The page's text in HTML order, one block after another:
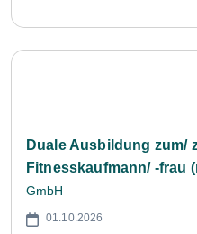
Duale Ausbildung zum/
Fitnesskaufmann/ -frau
GmbH
01.10.2026